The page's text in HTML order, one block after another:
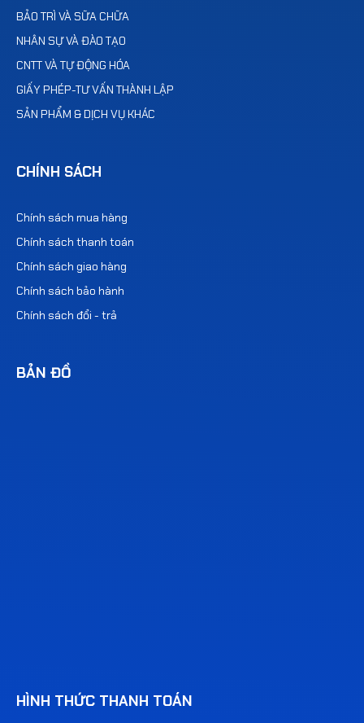
BẢO TRÌ VÀ SỮA CHỮA
NHÂN SỰ VÀ ĐÀO TẠO
CNTT VÀ TỰ ĐỘNG HÓA
GIẤY PHÉP-TƯ VẤN THÀNH LẬP
SẢN PHẨM & DỊCH VỤ KHÁC
CHÍNH SÁCH
Chính sách mua hàng
Chính sách thanh toán
Chính sách giao hàng
Chính sách bảo hành
Chính sách đổi - trả
BẢN ĐỒ
HÌNH THỨC THANH TOÁN